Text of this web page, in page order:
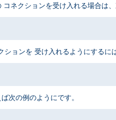
ネクションを受け入れる場合は、
ョンを 受け入れるようにするに
次の例のようにです。